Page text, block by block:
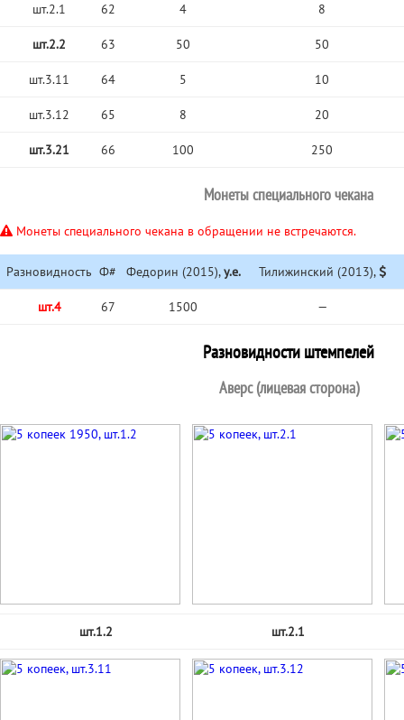
шт.2.1 62 4 8
шт.2.2 63 50 50
шт.3.11 64 5 10
шт.3.12 65 8 20
шт.3.21 66 100 250
Монеты специального чекана
Монеты специального чекана в обращении не встречаются.
Разновидность Ф# Федорин (2015),у.е. Тилижинский (2013),
шт.4 67 1500 —
Разновидности штемпелей
Аверс (лицевая сторона)
шт.1.2 шт.2.1